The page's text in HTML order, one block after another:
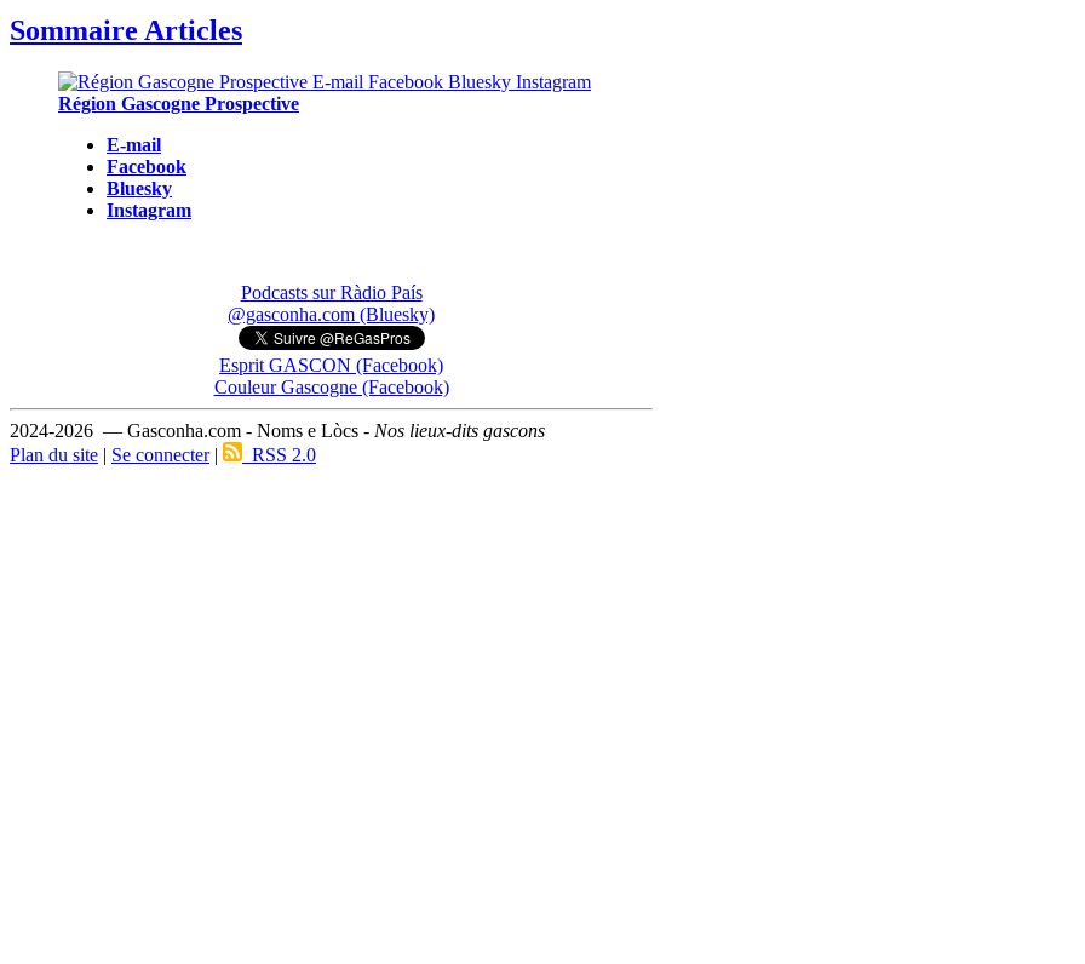
Sommaire Articles
Région Gascogne Prospective
E-mail
Facebook
Bluesky
Instagram
Podcasts sur Ràdio País
@gasconha.com (Bluesky)
Esprit GASCON (Facebook)
Couleur Gascogne (Facebook)
2024-2026 — Gasconha.com - Noms e Lòcs - Nos lieux-dits gascons
Plan du site | Se connecter| RSS 2.0